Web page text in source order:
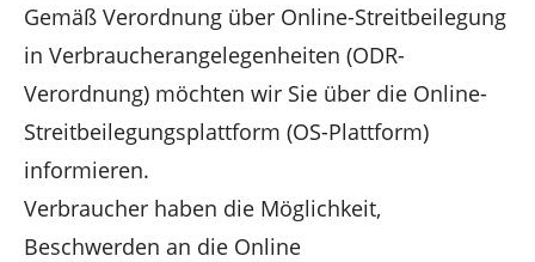
Gemäß Verordnung über Online-Streitbeilegung
in Verbraucherangelegenheiten (ODR-
Verordnung) möchten wir Sie über die Online-
Streitbeilegungsplattform (OS-Plattform)
informieren.
Verbraucher haben die Möglichkeit,
Beschwerden an die Online